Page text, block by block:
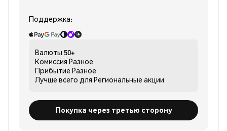
Поддержка:
Валюты 50+
Комиссия Разное
Прибытие Разное
Лучше всего для Региональные акции
Покупка через третью сторону